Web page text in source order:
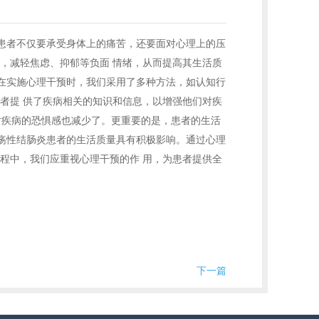
不仅要承受身体上的痛苦，还要面对心理上的压
减轻焦虑、抑郁等负面 情绪，从而提高其生活质
施心理干预时，我们采用了多种方法，如认知行
提 供了疾病相关的知识和信息，以增强他们对疾
病的恐惧感也减少了。更重要的是，患者的生活
结肠炎患者的生活质量具有积极影响。通过心理
中，我们应重视心理干预的作 用，为患者提供全
下一篇